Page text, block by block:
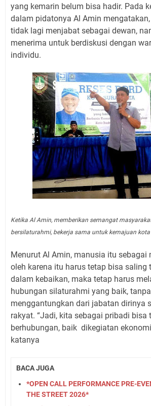
yang kemarin belum bisa hadir. Pada
dalam pidatonya Al Amin
tidak lagi menjabat sebagai dewan,
menerima untuk berdiskusi dengan
individu.
Ketika Al Amin, memberikan semangat
bersilaturahmi, bekerja sama untuk kemajuan kota
Menurut Al Amin, manusia itu sebagai
oleh karena itu harus tetap bisa saling
dalam kebaikan, maka tetap harus
hubungan silaturahmi yang baik,
menggantungkan dari jabatan dirinya
rakyat. “Jadi, kita sebagai pribadi bisa
berhubungan, baik dikegiatan
katanya
BACA JUGA
*OPEN CALL PERFORMANCE PRE-
THE STREET 2026*